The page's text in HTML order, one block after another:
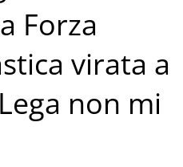
Forza
virata a
non mi